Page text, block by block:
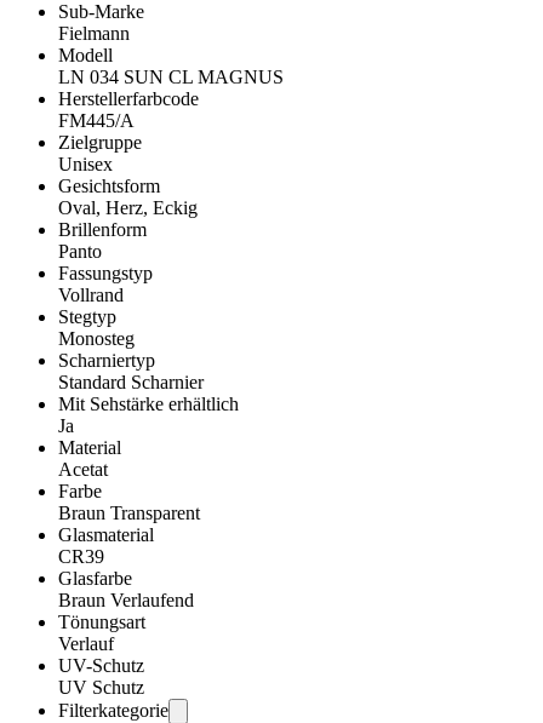
Sub-Marke
Fielmann
Modell
LN 034 SUN CL MAGNUS
Herstellerfarbcode
FM445/A
Zielgruppe
Unisex
Gesichtsform
Oval, Herz, Eckig
Brillenform
Panto
Fassungstyp
Vollrand
Stegtyp
Monosteg
Scharniertyp
Standard Scharnier
Mit Sehstärke erhältlich
Ja
Material
Acetat
Farbe
Braun Transparent
Glasmaterial
CR39
Glasfarbe
Braun Verlaufend
Tönungsart
Verlauf
UV-Schutz
UV Schutz
Filterkategorie